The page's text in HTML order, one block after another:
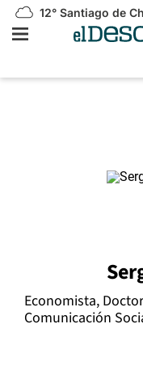
12° Santiago de
Economista,
Comunicación